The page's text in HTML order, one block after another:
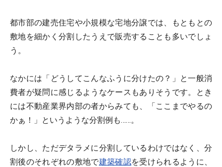
都市部の建売住宅や小規模な宅地分譲では、もともとの
敷地を細かく分割したうえで販売することも多いでしょ
う。
なかには「どうしてこんなふうに分けたの？」と一般消
費者が疑問に感じるようなケースもありそうです。とき
には不動産業界内部の者からみても、「ここまでやるの
かぁ！」というような分割例も……。
しかし、ただデタラメに分割しているわけではなく、分
割後のそれぞれの敷地で建築確認を受けられるように、